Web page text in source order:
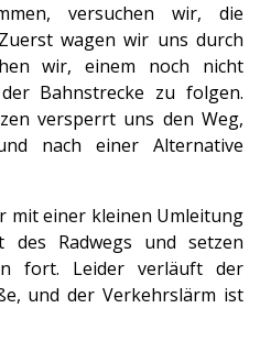
versuchen wir, die
wagen wir uns durch
wir, einem noch nicht
Bahnstrecke zu folgen.
versperrt uns den Weg,
nach einer Alternative
mit einer kleinen Umleitung
des Radwegs und setzen
fort. Leider verläuft der
und der Verkehrslärm ist